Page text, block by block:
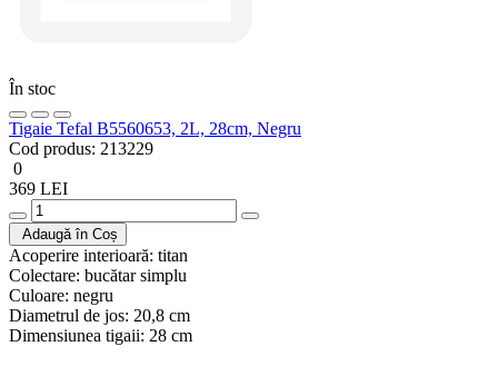
În stoc
Tigaie Tefal B5560653, 2L, 28cm, Negru
Cod produs: 213229
0
369 LEI
Adaugă în Coș
Acoperire interioară: titan
Colectare: bucătar simplu
Culoare: negru
Diametrul de jos: 20,8 cm
Dimensiunea tigaii: 28 cm